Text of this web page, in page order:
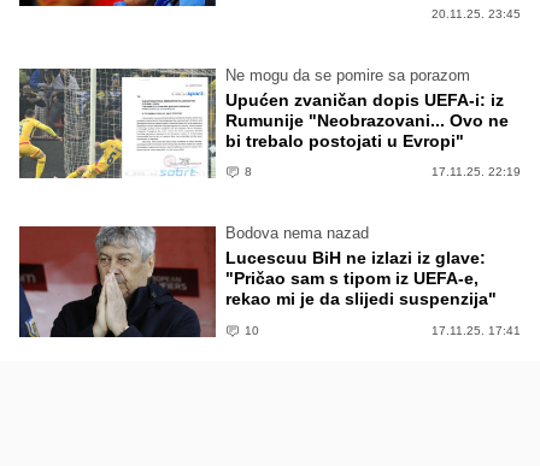
20.11.25. 23:45
Ne mogu da se pomire sa porazom
Upućen zvaničan dopis UEFA-i: iz
Rumunije "Neobrazovani... Ovo ne
bi trebalo postojati u Evropi"
8 17.11.25. 22:19
Bodova nema nazad
Lucescuu BiH ne izlazi iz glave:
"Pričao sam s tipom iz UEFA-e,
rekao mi je da slijedi suspenzija"
10 17.11.25. 17:41